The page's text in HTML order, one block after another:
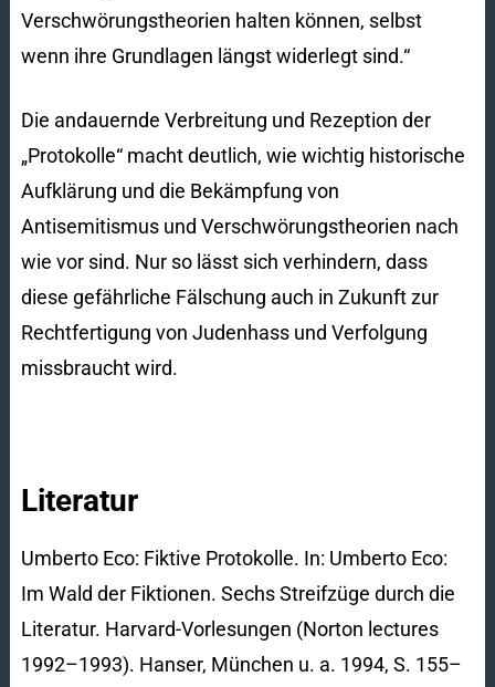
Verschwörungstheorien halten können, selbst
wenn ihre Grundlagen längst widerlegt sind.“
Die andauernde Verbreitung und Rezeption der
„Protokolle“ macht deutlich, wie wichtig historische
Aufklärung und die Bekämpfung von
Antisemitismus und Verschwörungstheorien nach
wie vor sind. Nur so lässt sich verhindern, dass
diese gefährliche Fälschung auch in Zukunft zur
Rechtfertigung von Judenhass und Verfolgung
missbraucht wird.
Literatur
Umberto Eco: Fiktive Protokolle. In: Umberto Eco:
Im Wald der Fiktionen. Sechs Streifzüge durch die
Literatur. Harvard-Vorlesungen (Norton lectures
1992–1993). Hanser, München u. a. 1994, S. 155–